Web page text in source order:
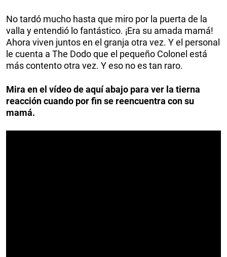
No tardó mucho hasta que miro por la puerta de la
valla y entendió lo fantástico. ¡Era su amada mamá!
Ahora viven juntos en el granja otra vez. Y el personal
le cuenta a The Dodo que el pequeño Colonel está
más contento otra vez. Y eso no es tan raro.
Mira en el vídeo de aquí abajo para ver la tierna
reacción cuando por fin se reencuentra con su
mamá.